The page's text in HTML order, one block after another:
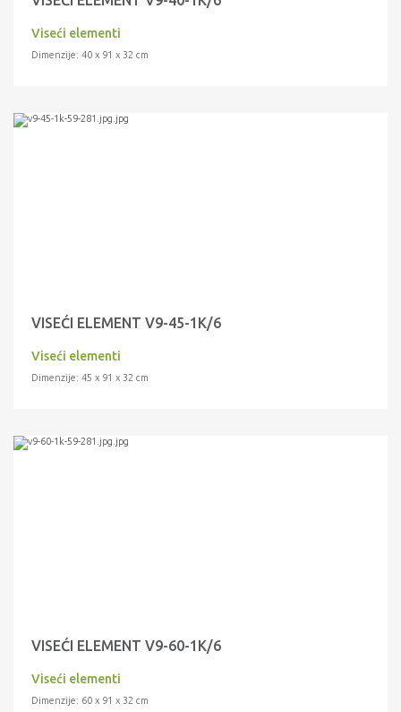
Viseći elementi
Dimenzije: 40 x 91 x 32 cm
VISEĆI ELEMENT V9-45-1K/6
Viseći elementi
Dimenzije: 45 x 91 x 32 cm
VISEĆI ELEMENT V9-60-1K/6
Viseći elementi
Dimenzije: 60 x 91 x 32 cm